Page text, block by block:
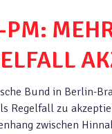
Bund in Berlin-
Regelfall zu
zwischen